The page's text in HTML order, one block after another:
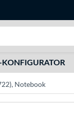
KONFIGURATOR
Notebook